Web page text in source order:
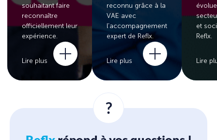
souhaitant faire
reconnaître
officiellement leur
expérience.
Lire plus
reconnu grâce à la
VAE avec
l’accompagnement
expert de Reflx.
Lire plus
et
Reflx.
Lire
?